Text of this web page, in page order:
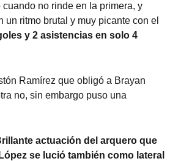
no rinde en la primera, y
ritmo brutal y muy picante con el
y 2 asistencias en solo 4
Ramírez que obligó a Brayan
no, sin embargo puso una
actuación del arquero que
se lució también como lateral